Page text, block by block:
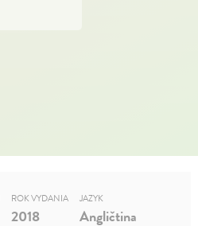
ROK VYDANIA
2018
JAZYK
Angličtina